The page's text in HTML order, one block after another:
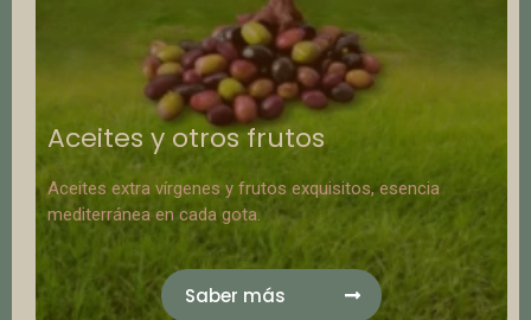
Aceites y otros frutos
Aceites extra vírgenes y frutos exquisitos, esencia
mediterránea en cada gota.
Saber más